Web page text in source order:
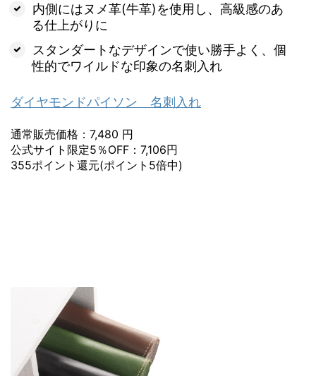
内側にはヌメ革(牛革)を使用し、高級感のあ
る仕上がりに
スタンダートなデザインで使い勝手よく、個
性的でワイルドな印象の名刺入れ
ダイヤモンドパイソン 名刺入れ
通常販売価格：7,480 円
公式サイト限定5％OFF：7,106円
355ポイント還元(ポイント5倍中)